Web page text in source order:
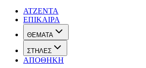
ΑΤΖΕΝΤΑ
ΕΠΙΚΑΙΡΑ
ΘΕΜΑΤΑ
ΣΤΗΛΕΣ
ΑΠΟΘΗΚΗ